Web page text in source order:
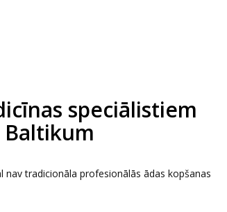
speciālistiem
Baltikum
nav tradicionāla profesionālās ādas kopšanas